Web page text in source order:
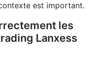
est important.
les
Lanxess